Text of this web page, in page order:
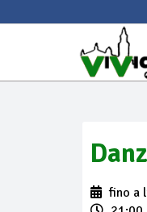
fino a